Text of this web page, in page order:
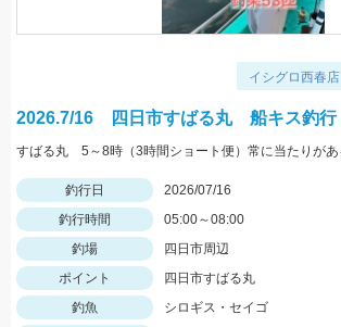
イシグロ西春店
2026.7/16 四日市すばる丸 船キス釣行
釣行日
2026/07/16
釣行時間
05:00～08:00
釣場
四日市周辺
ポイント
四日市すばる丸
釣魚
シロギス・セイゴ